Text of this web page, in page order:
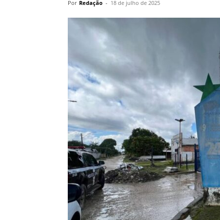
Por Redação - 18 de julho de 2025